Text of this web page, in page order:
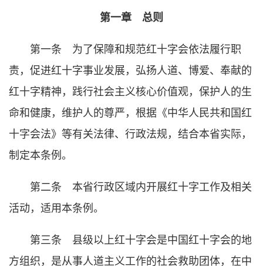
第一章 总则
第一条 为了保障和规范红十字会依法履行职
责，促进红十字事业发展，弘扬人道、博爱、奉献的
红十字精神，践行社会主义核心价值观，保护人的生
命和健康，维护人的尊严，根据《中华人民共和国红
十字会法》等有关法律、行政法规，结合本省实际，
制定本条例。
第二条 本省行政区域内开展红十字工作及相关
活动，适用本条例。
第三条 县级以上红十字会是中国红十字会的地
方组织，是从事人道主义工作的社会救助团体，在中